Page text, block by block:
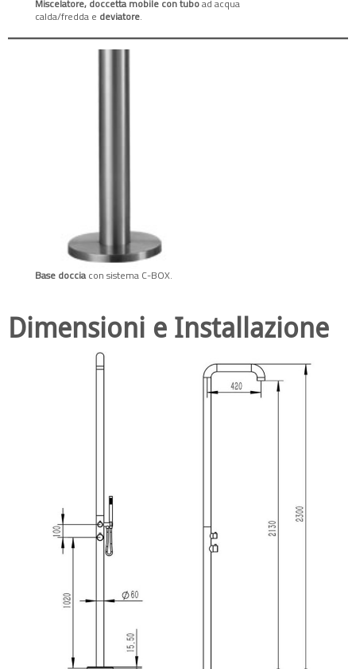
Miscelatore, doccetta mobile con tuboad acqua
calda/fredda e deviatore.
Base doccia con sistema C-BOX.
Dimensioni e Installazione